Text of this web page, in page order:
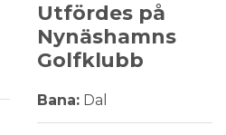
Utfördes på
Nynäshamns
Golfklubb
Bana: Dal